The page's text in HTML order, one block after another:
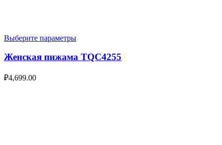
Выберите параметры
Женская пижама TQC4255
₽4,699.00